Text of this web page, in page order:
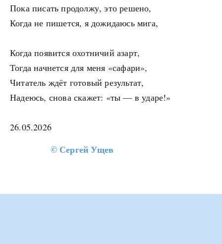
Пока писать продолжу, это решено,
Когда не пишется, я дожидаюсь мига,
Когда появится охотничий азарт,
Тогда начнется для меня «сафари»,
Читатель ждёт готовый результат,
Надеюсь, снова скажет: «ты — в ударе!»
26.05.2026
© Сергей Ущев